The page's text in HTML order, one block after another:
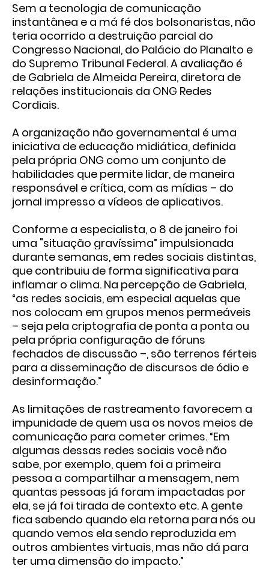
Sem a tecnologia de comunicação
instantânea e a má fé dos bolsonaristas, não
teria ocorrido a destruição parcial do
Congresso Nacional, do Palácio do Planalto e
do Supremo Tribunal Federal. A avaliação é
de Gabriela de Almeida Pereira, diretora de
relações institucionais da ONG Redes
Cordiais.
A organização não governamental é uma
iniciativa de educação midiática, definida
pela própria ONG como um conjunto de
habilidades que permite lidar, de maneira
responsável e crítica, com as mídias – do
jornal impresso a vídeos de aplicativos.
Conforme a especialista, o 8 de janeiro foi
uma "situação gravíssima” impulsionada
durante semanas, em redes sociais distintas,
que contribuiu de forma significativa para
inflamar o clima. Na percepção de Gabriela,
“as redes sociais, em especial aquelas que
nos colocam em grupos menos permeáveis
– seja pela criptografia de ponta a ponta ou
pela própria configuração de fóruns
fechados de discussão –, são terrenos férteis
para a disseminação de discursos de ódio e
desinformação.”
As limitações de rastreamento favorecem a
impunidade de quem usa os novos meios de
comunicação para cometer crimes. “Em
algumas dessas redes sociais você não
sabe, por exemplo, quem foi a primeira
pessoa a compartilhar a mensagem, nem
quantas pessoas já foram impactadas por
ela, se já foi tirada de contexto etc. A gente
fica sabendo quando ela retorna para nós ou
quando vemos ela sendo reproduzida em
outros ambientes virtuais, mas não dá para
ter uma dimensão do impacto.”